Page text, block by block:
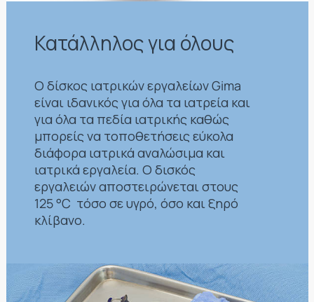
Κατάλληλος για όλους
Ο δίσκος ιατρικών εργαλείων Gima
είναι ιδανικός για όλα τα ιατρεία και
για όλα τα πεδία ιατρικής καθώς
μπορείς να τοποθετήσεις εύκολα
διάφορα ιατρικά αναλώσιμα και
ιατρικά εργαλεία. Ο δισκός
εργαλειών αποστειρώνεται στους
125 °C τόσο σε υγρό, όσο και ξηρό
κλίβανο.